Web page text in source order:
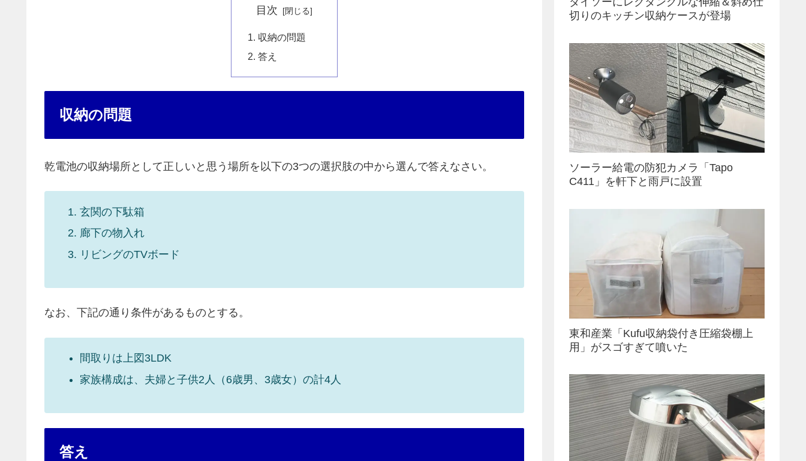
目次
収納の問題
答え
収納の問題
乾電池の収納場所として正しいと思う場所を以下の3つの選択肢の中から選んで答えなさい。
玄関の下駄箱
廊下の物入れ
リビングのTVボード
なお、下記の通り条件があるものとする。
間取りは上図3LDK
家族構成は、夫婦と子供2人（6歳男、3歳女）の計4人
答え
切りのキッチン収納ケースが登場
ソーラー給電の防犯カメラ「Tapo
C411」を軒下と雨戸に設置
東和産業「Kufu収納袋付き圧縮袋棚上
用」がスゴすぎて噴いた